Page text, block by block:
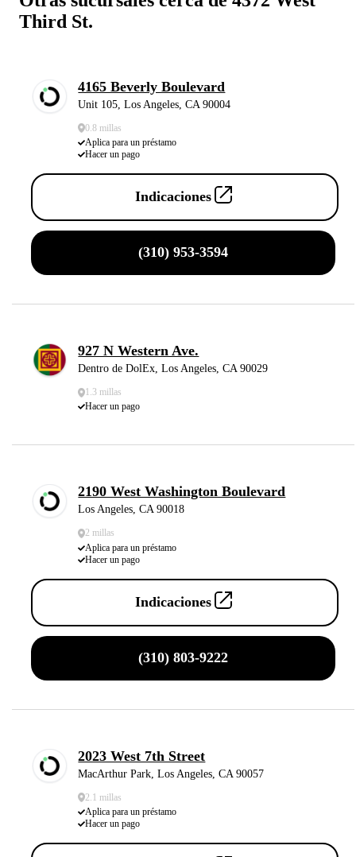
Third St.
4165 Beverly Boulevard
Unit 105, Los Angeles, CA 90004
0.8 millas
Aplica para un préstamo
Hacer un pago
Indicaciones
(310) 953-3594
927 N Western Ave.
Dentro de DolEx, Los Angeles, CA 90029
1.3 millas
Hacer un pago
2190 West Washington Boulevard
Los Angeles, CA 90018
2 millas
Aplica para un préstamo
Hacer un pago
Indicaciones
(310) 803-9222
2023 West 7th Street
MacArthur Park, Los Angeles, CA 90057
2.1 millas
Aplica para un préstamo
Hacer un pago